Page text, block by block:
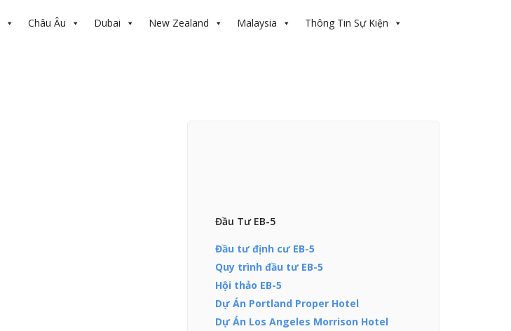
Châu Âu Dubai New Zealand Malaysia Thông Tin Sự Kiện
Đầu Tư EB-5
Đầu tư định cư EB-5
Quy trình đầu tư EB-5
Hội thảo EB-5
Dự Án Portland Proper Hotel
Dự Án Los Angeles Morrison Hotel